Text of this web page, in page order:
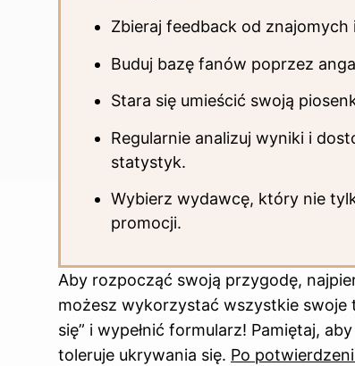
Zbieraj feedback od
Buduj bazę fanów poprzez
Stara się umieścić swoją
Regularnie analizuj wyniki i
statystyk.
Wybierz wydawcę, który nie
promocji.
Aby rozpocząć swoją przygodę,
możesz wykorzystać wszystkie swoje
się” i wypełnić formularz! Pamiętaj,
toleruje ukrywania się. Po